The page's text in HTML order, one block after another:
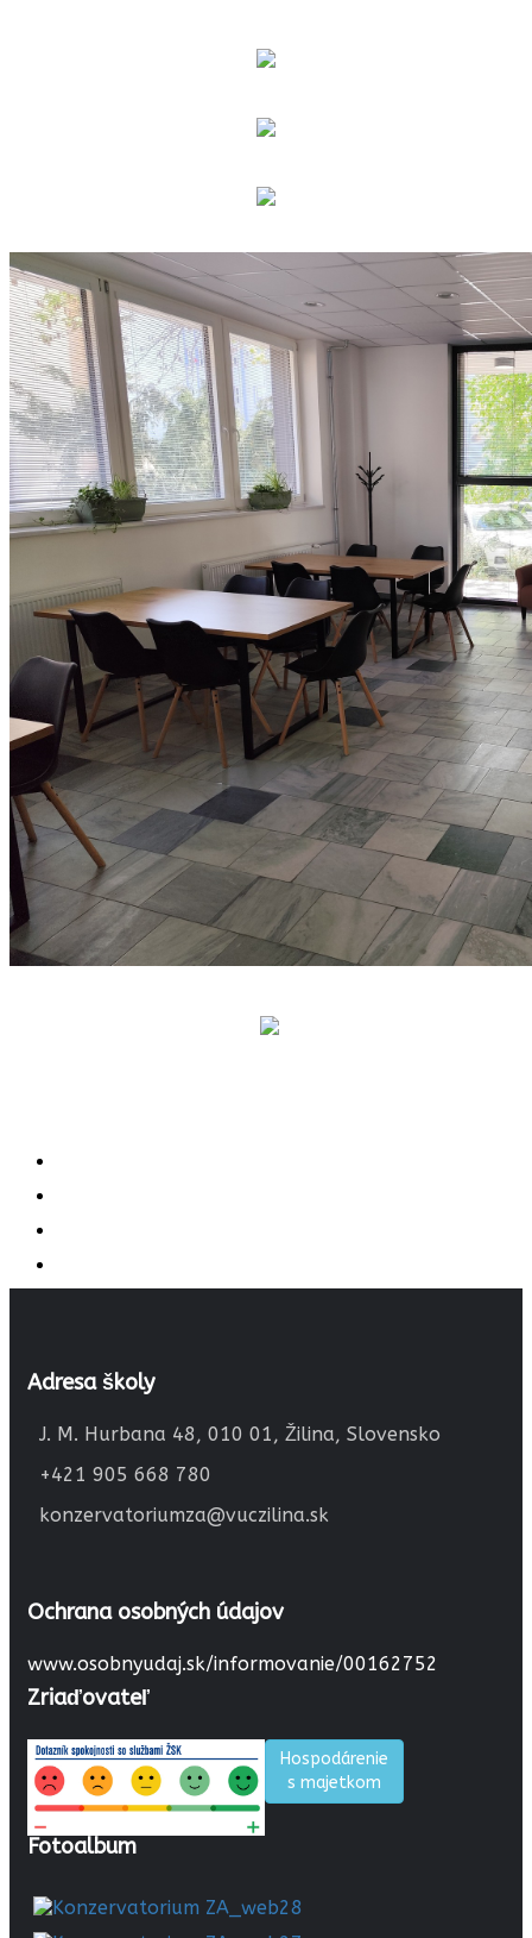
Adresa školy
J. M. Hurbana 48, 010 01, Žilina, Slovensko
+421 905 668 780
konzervatoriumza@vuczilina.sk
Ochrana osobných údajov
www.osobnyudaj.sk/informovanie/00162752
Zriaďovateľ
Hospodárenie
s majetkom
Fotoalbum